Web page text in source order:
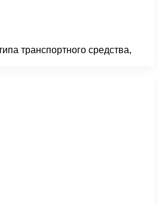
транспортного средства,